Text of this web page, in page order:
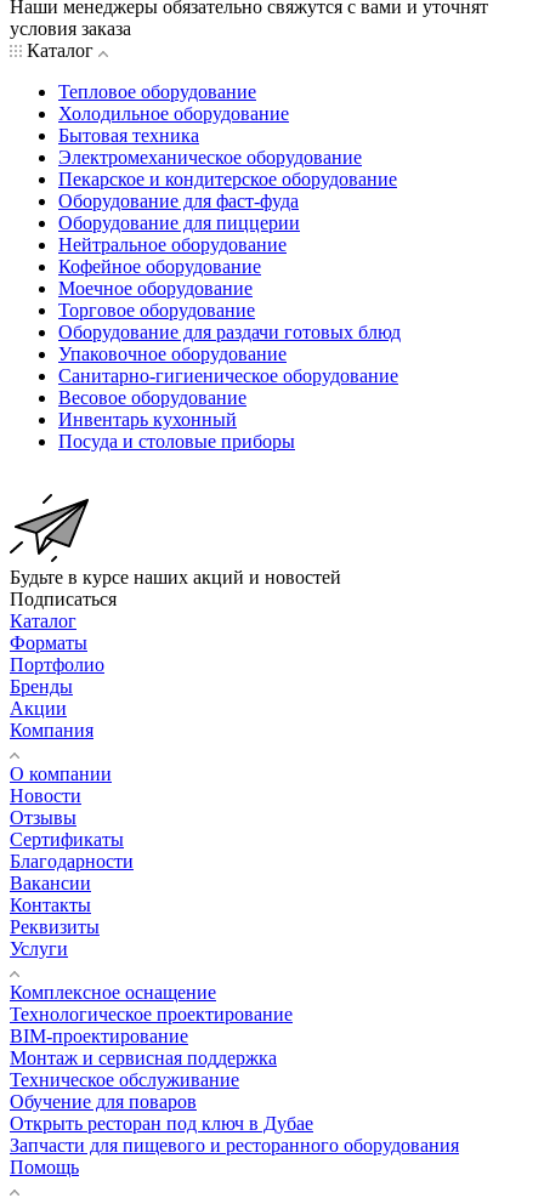
Наши менеджеры обязательно свяжутся с вами и уточнят
условия заказа
Каталог
Тепловое оборудование
Холодильное оборудование
Бытовая техника
Электромеханическое оборудование
Пекарское и кондитерское оборудование
Оборудование для фаст-фуда
Оборудование для пиццерии
Нейтральное оборудование
Кофейное оборудование
Моечное оборудование
Торговое оборудование
Оборудование для раздачи готовых блюд
Упаковочное оборудование
Санитарно-гигиеническое оборудование
Весовое оборудование
Инвентарь кухонный
Посуда и столовые приборы
Будьте в курсе наших акций и новостей
Подписаться
Каталог
Форматы
Портфолио
Бренды
Акции
Компания
О компании
Новости
Отзывы
Сертификаты
Благодарности
Вакансии
Контакты
Реквизиты
Услуги
Комплексное оснащение
Технологическое проектирование
BIM-проектирование
Монтаж и сервисная поддержка
Техническое обслуживание
Обучение для поваров
Открыть ресторан под ключ в Дубае
Запчасти для пищевого и ресторанного оборудования
Помощь